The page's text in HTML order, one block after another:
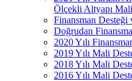
Ölçekli Altyapı
Finansman Desteği
Doğrudan
2020 Yılı
2019 Yılı Mali
2018 Yılı Mali
2016 Yılı Mali